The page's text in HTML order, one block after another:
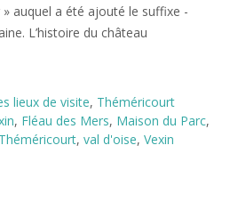
auquel a été ajouté le suffixe -
L’histoire du château
lieux de visite, Théméricourt
, Fléau des Mers, Maison du Parc,
Théméricourt, val d'oise, Vexin